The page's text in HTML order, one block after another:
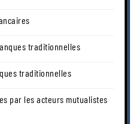
traditionnelles
traditionnelles
par les acteurs mutualistes